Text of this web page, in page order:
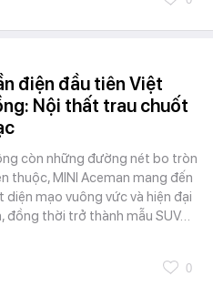
điện đầu tiên Việt
Nội thất trau chuốt
còn những đường nét bo tròn
thuộc, MINI Aceman mang đến
diện mạo vuông vức và hiện đại
đồng thời trở thành mẫu SUV…
0